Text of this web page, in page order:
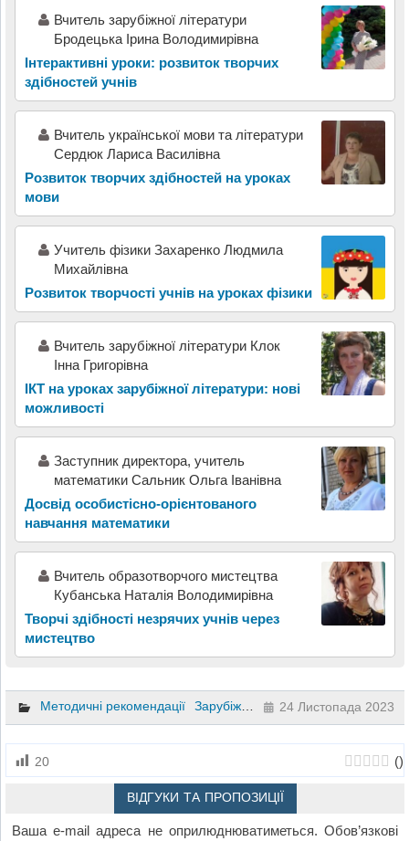
Вчитель зарубіжної літератури
Бродецька Ірина Володимирівна
Інтерактивні уроки: розвиток творчих
здібностей учнів
Вчитель української мови та літератури
Сердюк Лариса Василівна
Розвиток творчих здібностей на уроках
мови
Учитель фізики Захаренко Людмила
Михайлівна
Розвиток творчості учнів на уроках фізики
Вчитель зарубіжної літератури Клок
Інна Григорівна
ІКТ на уроках зарубіжної літератури: нові
можливості
Заступник директора, учитель
математики Сальник Ольга Іванівна
Досвід особистісно-орієнтованого
навчання математики
Вчитель образотворчого мистецтва
Кубанська Наталія Володимирівна
Творчі здібності незрячих учнів через
мистецтво
Методичні рекомендації Зарубіжна література 5 клас
24 Листопада 2023
20 ()
ВІДГУКИ ТА ПРОПОЗИЦІЇ
Ваша e-mail адреса не оприлюднюватиметься. Обов’язкові